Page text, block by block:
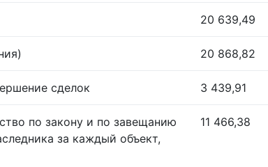
20 639,49
20 868,82
сделок 3 439,91
по закону и по завещанию
за каждый объект,
11 466,38